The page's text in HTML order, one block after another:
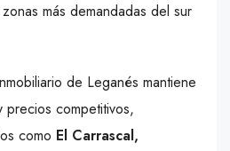
más demandadas del sur
de Leganés mantiene
precios competitivos,
como El Carrascal,